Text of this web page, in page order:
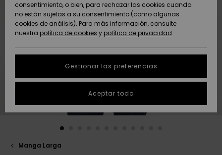
Novedades
Destacados
Novedades
Destacados
Comunidad
AYUDA &
CONTACTO
Protección de
datos
personales
Inicia una
conversación
la respuesta
SOSTENIBILIDAD
Manga Larga
consentimiento, o bien, para rechazar las cookies cuando
no están sujetas a su consentimiento (como algunas
cookies de análisis). Para más información, consulte
nuestra política de cookies y política de privacidad
Gestionar las preferencias
Aceptar todo